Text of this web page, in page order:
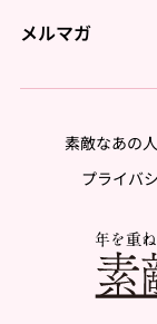
メルマガ
素敵なあの
プライバ